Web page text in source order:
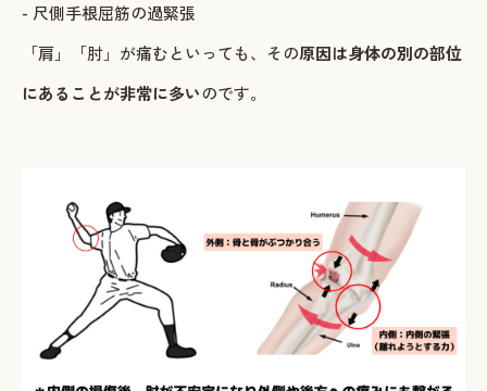
- 尺側手根屈筋の過緊張
「肩」「肘」が痛むといっても、その原因は身体の別の部位
にあることが非常に多いのです。